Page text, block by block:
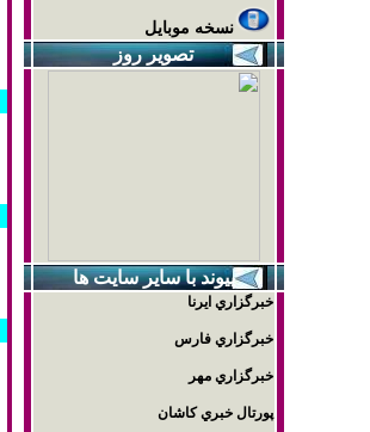
نسخه موبایل
تصوير روز
پيوند با ساير سايت ها
خبرگزاري ايرنا
خبرگزاري فارس
خبرگزاري مهر
پورتال خبري كاشان